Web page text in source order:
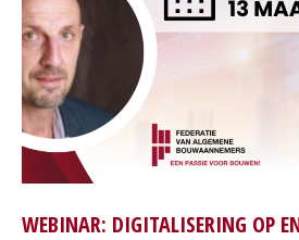
WEBINAR: DIGITALISERING OP